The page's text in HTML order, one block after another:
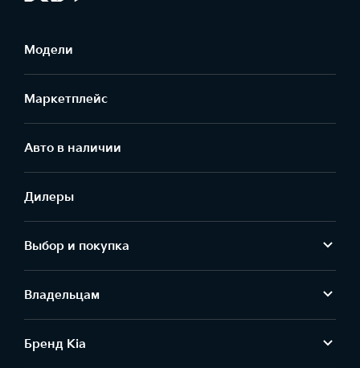
Модели
Маркетплейс
Aвто в наличии
Дилеры
Выбор и покупка
Владельцам
Бренд Kia